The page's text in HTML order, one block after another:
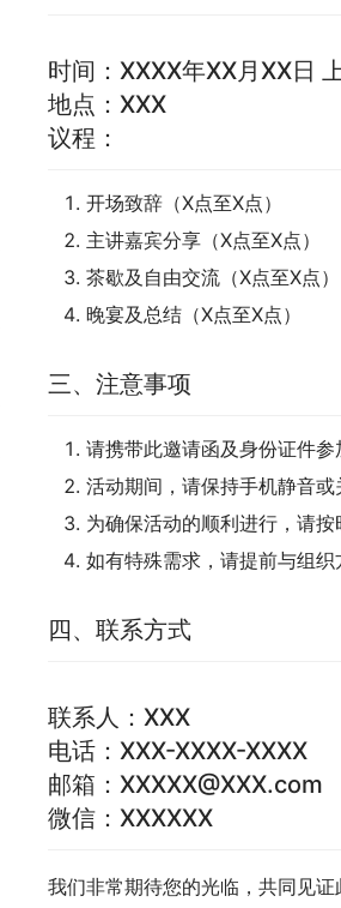
时间：XXXX年XX月XX日
地点：XXX
议程：
开场致辞（X点至X点）
主讲嘉宾分享（X点至X点）
茶歇及自由交流（X点至X点）
晚宴及总结（X点至X点）
三、注意事项
请携带此邀请函及身份证件参
活动期间，请保持手机静音或
为确保活动的顺利进行，请按
如有特殊需求，请提前与组织
四、联系方式
联系人：XXX
电话：XXX-XXXX-XXXX
邮箱：XXXXX@XXX.com
微信：XXXXXX
我们非常期待您的光临，共同见